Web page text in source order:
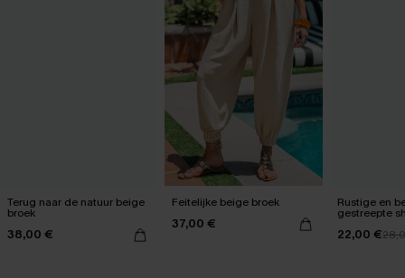
Terug naar de natuur beige
broek
38,00 €
Feitelijke beige broek
37,00 €
Rustige en
gestreepte
22,00 €